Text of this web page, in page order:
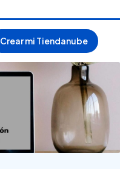
Crear mi Tiendanube